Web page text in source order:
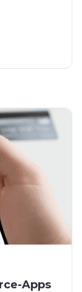
Apps